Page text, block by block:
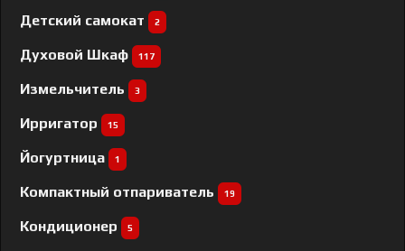
Детский самокат 2
Духовой Шкаф 117
Измельчитель 3
Ирригатор 15
Йогуртница 1
Компактный отпариватель 19
Кондиционер 5